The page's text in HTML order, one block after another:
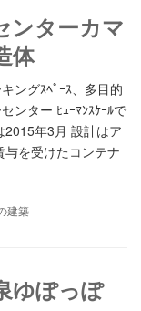
ンターカマ
体
ングｽﾍﾟｰｽ、多目的
ンター ﾋｭｰﾏﾝｽｹｰﾙで
2015年3月 設計はア
を受けたコンテナ
建築
ゆぽっぽ